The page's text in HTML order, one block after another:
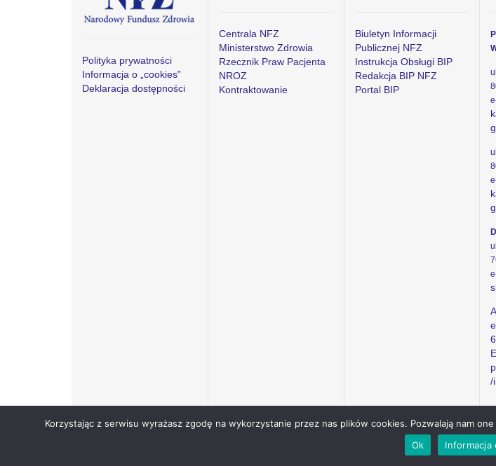
Polityka prywatności
Informacja o „cookies”
Deklaracja dostępności
Centrala NFZ
Ministerstwo Zdrowia
Rzecznik Praw Pacjenta
NROZ
Kontraktowanie
Biuletyn Informacji
Publicznej NFZ
Instrukcja Obsługi BIP
Redakcja BIP NFZ
Portal BIP
/
Copyright © Narodowy Fundusz Zdrowia 2024.
Korzystając z serwisu wyrażasz zgodę na wykorzystanie przez nas plików cookies. Pozwalają nam
Ok
Informacja